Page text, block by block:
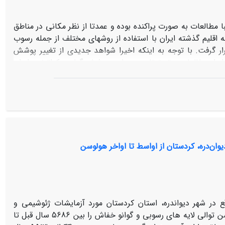
مطالعات به صورت پراکنده بوده و عمدتا از نظر مکانی در مناطق
در این پژوهش تعداد 110 اثر علمی که در زمینه اقلیم گذشته ایران با استفاده از روشهای مختلف از جمله رسوب
با توجه به اینکه اخیرا شواهد جدیدی از تغییر پوشش
از مطالعات و تحقیقات مربوط به پوشش گیاهی کواترنری ایران
و بررسی های پوشش گیاهی دیرینه بر اساس بقایای گیاهی،
ایران در دوره های یخچالی شرایط اقلیمی سرد و خشک و در
رخدادهای شناخته شده در نواحی مختلف دنیا در ایران بندرت
و استفاده از شواهد و پروکسی های مختلف به
های رسوبی دریاچه ها و حلقه های درختی پتانسیل خوبی جهت
کردستان از اواسط تا اواخر هولوسن
در شهر دیوان­دره، استان کردستان مورد آزمایشات ژئوشیمی و
مطالعات آماری قرار گرفت، تعداد چهار نمونه به روش کربن14 تعیین سن گردید که سن توالی لایه ­های رسوبی و گوانو خفاش را بین 5686 سال قبل تا